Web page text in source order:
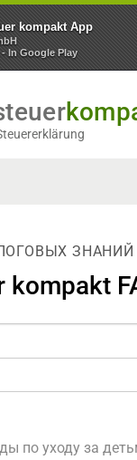
kompakt App
In Google Play
ЗНАНИЙ
kompakt
по уходу за